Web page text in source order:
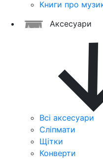
Книги про
Аксесуари
Всі аксесуари
Сліпмати
Щітки
Конверти